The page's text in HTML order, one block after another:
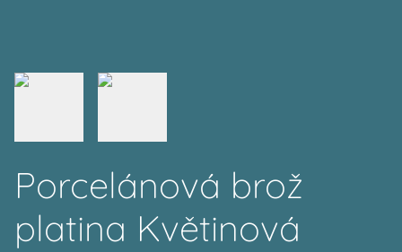
Porcelánová brož
platina Květinová